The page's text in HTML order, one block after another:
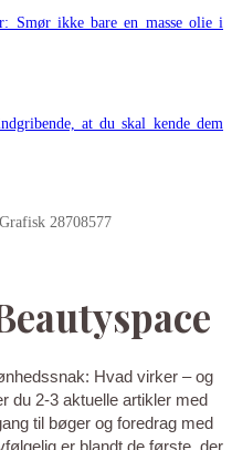
Smør ikke bare en masse olie i
at du skal kende dem
28708577
Hvad virker – og
du 2-3 aktuelle artikler med
til bøger og foredrag med
er blandt de første, der